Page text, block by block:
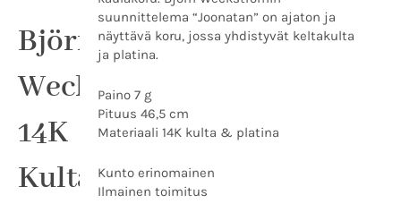
Björn
Weckström
14K
Kulta
Platina
määrä
suunnittelema “Joonatan” on ajaton ja
näyttävä koru, jossa yhdistyvät keltakulta
ja platina.
Paino 7 g
Pituus 46,5 cm
Materiaali 14K kulta & platina
Kunto erinomainen
Ilmainen toimitus